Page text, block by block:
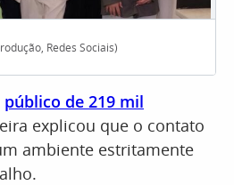
Redes Sociais)
público de 219 mil
explicou que o contato
ambiente estritamente